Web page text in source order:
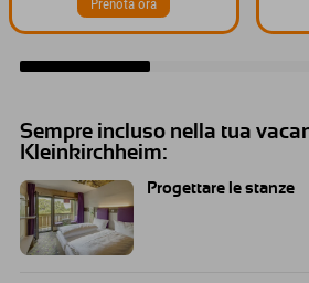
Prenota ora
Sempre incluso nella tua
Kleinkirchheim:
Progettare le stanze